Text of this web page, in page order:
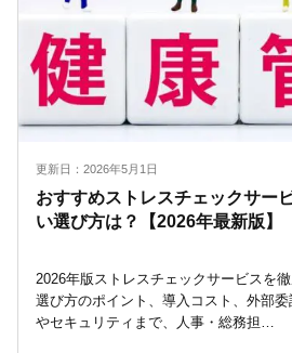
更新日：2026年5月1日
おすすめストレスチェックサー
い選び方は？【2026年最新版】
2026年版ストレスチェックサービスを
選び方のポイント、導入コスト、外部
やセキュリティまで、人事・総務担…